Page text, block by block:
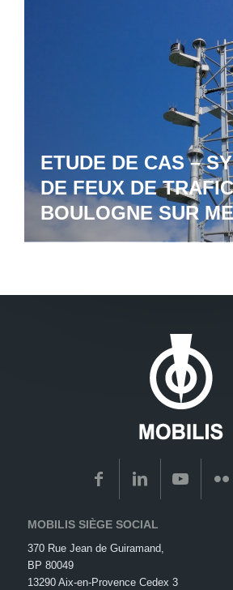
ETUDE DE CAS –
DE FEUX DE
BOULOGNE SUR
MOBILIS SIÈGE SOCIAL
370 Rue Jean de Guiramand,
BP 80049
13290 Aix-en-Provence Cedex 3